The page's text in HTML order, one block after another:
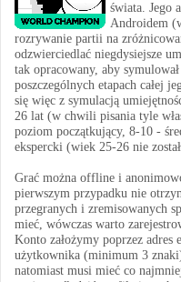
świata. Jego
Androidem
rozrywanie partii na
odzwierciedlać niegdysiejsze
tak opracowany, aby
poszczególnych etapach całej
się więc z symulacją
26 lat (w chwili pisania tyle
poziom początkujący, 8-10 -
ekspercki (wiek 25-26 nie
Grać można offline i
pierwszym przypadku nie
przegranych i zremisowanych
mieć, wówczas warto
Konto założymy poprzez
użytkownika (minimum 3
natomiast musi mieć co